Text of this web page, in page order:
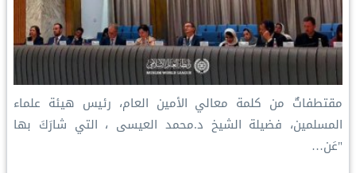
مقتطفاتٌ من كلمة معالي الأمين العام، رئيس هيئة علماء
المسلمين، فضيلة الشيخ د.⁧‫محمد العيسى‬⁩ ‬⁩، التي شارَكَ بها
"عَن…